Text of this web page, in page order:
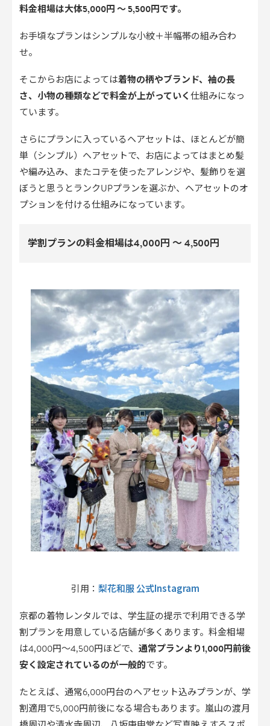
料金相場は大体5,000円 〜 5,500円です。
お手頃なプランはシンプルな小紋＋半幅帯の組み合わ
せ。
そこからお店によっては着物の柄やブランド、袖の長
さ、小物の種類などで料金が上がっていく仕組みになっ
ています。
さらにプランに入っているヘアセットは、ほとんどが簡
単（シンプル）ヘアセットで、お店によってはまとめ髪
や編み込み、またコテを使ったアレンジや、髪飾りを選
ぼうと思うとランクUPプランを選ぶか、ヘアセットのオ
プションを付ける仕組みになっています。
学割プランの料金相場は4,000円 〜 4,500円
引用： 梨花和服 公式Instagram
京都の着物レンタルでは、学生証の提示で利用できる学
割プランを用意している店舗が多くあります。料金相場
は4,000円〜4,500円ほどで、 通常プランより1,000円前後
安く設定されているのが一般的です。
たとえば、通常6,000円台のヘアセット込みプランが、学
割適用で5,000円前後になる場合もあります。嵐山の渡月